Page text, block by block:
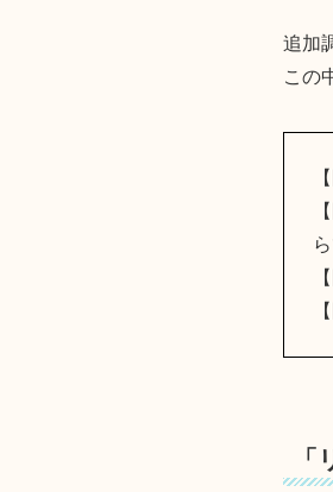
追加
この